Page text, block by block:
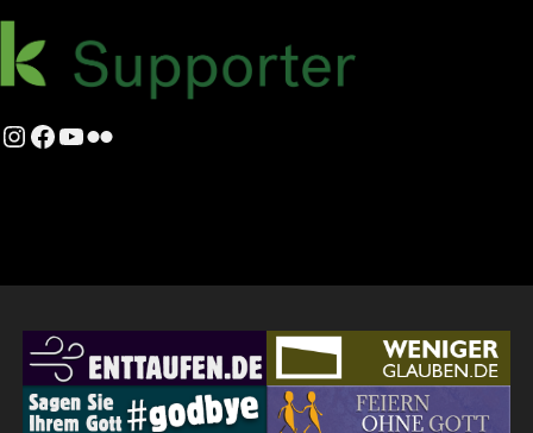
Instagram
Facebook
YouTube
Flickr